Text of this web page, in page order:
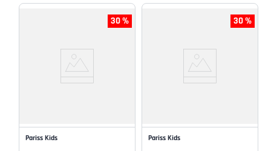
30 %
Pariss Kids
30 %
Pariss Kids